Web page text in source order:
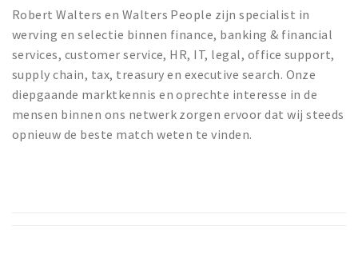
Magazine
Columns
Interviews
Hello Zuidas Articles
Robert Walters en Walters People zijn specialist in
werving en selectie binnen finance, banking & financial
services, customer service, HR, IT, legal, office support,
supply chain, tax, treasury en executive search. Onze
diepgaande marktkennis en oprechte interesse in de
mensen binnen ons netwerk zorgen ervoor dat wij steeds
opnieuw de beste match weten te vinden.